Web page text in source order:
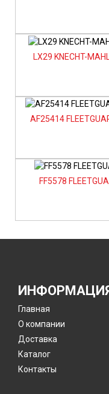
LX29 KNECHT-
AF25414
FF5578
Главная
О компании
Доставка
Каталог
Контакты